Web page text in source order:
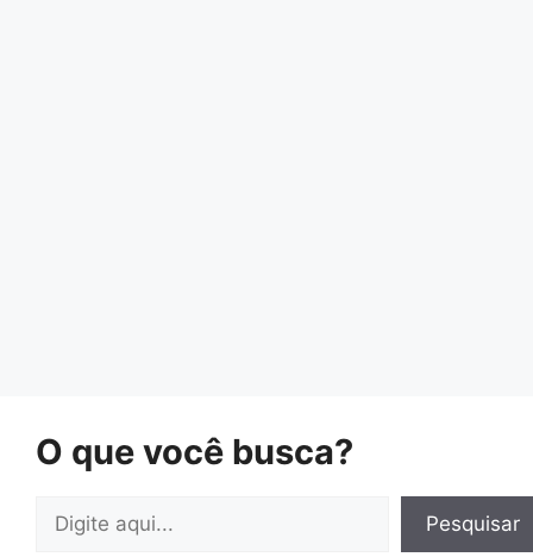
O que você busca?
Pesquisar